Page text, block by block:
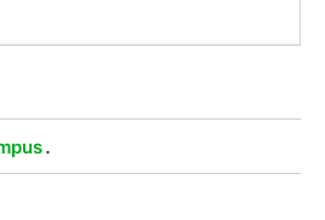
.